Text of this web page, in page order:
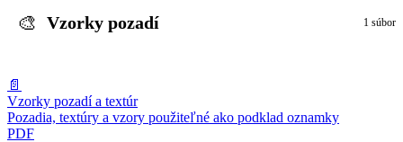
🎨 Vzorky pozadí 1 súbor
📄
Vzorky pozadí a textúr
Pozadia, textúry a vzory použiteľné ako podklad oznamky
PDF